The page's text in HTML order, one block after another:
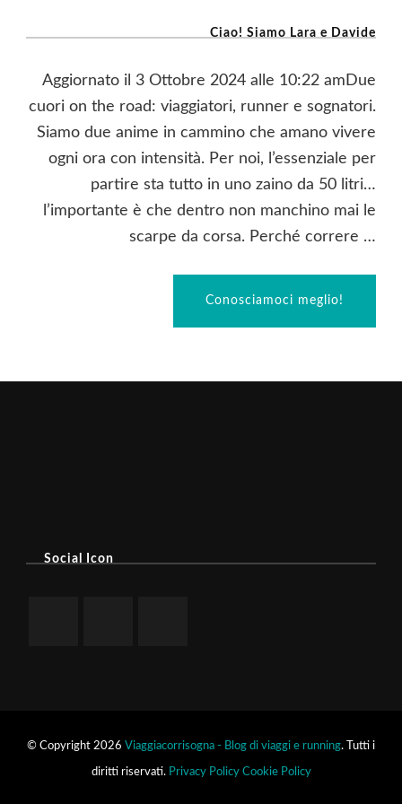
Ciao! Siamo Lara e Davide
Aggiornato il 3 Ottobre 2024 alle 10:22 amDue
cuori on the road: viaggiatori, runner e sognatori.
Siamo due anime in cammino che amano vivere
ogni ora con intensità. Per noi, l’essenziale per
partire sta tutto in uno zaino da 50 litri…
l’importante è che dentro non manchino mai le
scarpe da corsa. Perché correre …
Conosciamoci meglio!
Social Icon
© Copyright 2026 Viaggiacorrisogna - Blog di viaggi e running. Tutti i
diritti riservati. Privacy Policy Cookie Policy